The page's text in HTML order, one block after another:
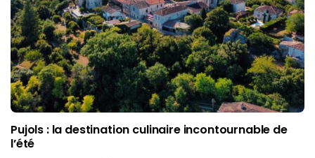
Pujols : la destination culinaire incontournable de
l’été